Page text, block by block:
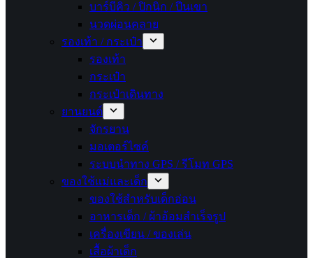
บาร์บีคิว / ปิกนิก / ปีนเขา
นวดผ่อนคลาย
รองเท้า / กระเป๋า
รองเท้า
กระเป๋า
กระเป๋าเดินทาง
ยานยนต์
จักรยาน
มอเตอร์ไซค์
ระบบนำทาง GPS / รีโมท GPS
ของใช้แม่และเด็ก
ของใช้สำหรับเด็กอ่อน
อาหารเด็ก / ผ้าอ้อมสำเร็จรูป
เครื่องเขียน / ของเล่น
เสื้อผ้าเด็ก